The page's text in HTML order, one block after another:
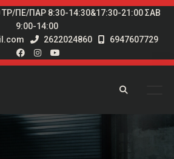
ΠΕ/ΠΑΡ 8:30-14:30&17:30-21:00 ΣΑΒ
9:00-14:00
2622024860 6947607729